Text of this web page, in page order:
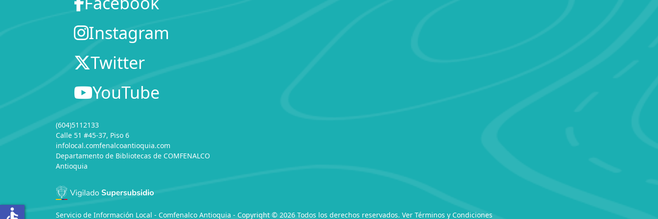
Instagram
Twitter
YouTube
(604)5112133
Calle 51 #45-37, Piso 6
infolocal.comfenalcoantioquia.com
Departamento de Bibliotecas de COMFENALCO
Antioquia
Servicio de Información Local - Comfenalco Antioquia - Copyright © 2026 Todos los derechos reservados. Ver Términos y Condiciones